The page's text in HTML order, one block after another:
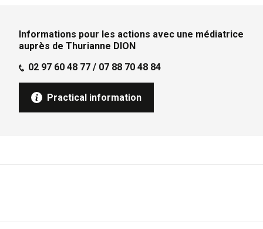
Informations pour les actions avec une médiatrice
auprès de Thurianne DION
02 97 60 48 77 / 07 88 70 48 84
Practical information